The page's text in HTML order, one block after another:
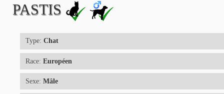
PASTIS
Type:Chat
Race:Européen
Sexe:Mâle